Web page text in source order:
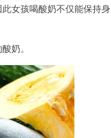
女孩喝酸奶不仅能保持身
奶。